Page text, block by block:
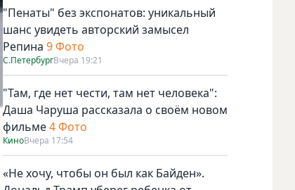
Русский человек любит играть с многозначностью
"Пенаты" без экспонатов: уникальный
шанс увидеть авторский замысел
Репина 9 Фото
С.ПетербургВчера 19:21
"Там, где нет чести, там нет человека":
Даша Чаруша рассказала о своём новом
фильме4 Фото
КиноВчера 17:54
«Не хочу, чтобы он был как Байден».